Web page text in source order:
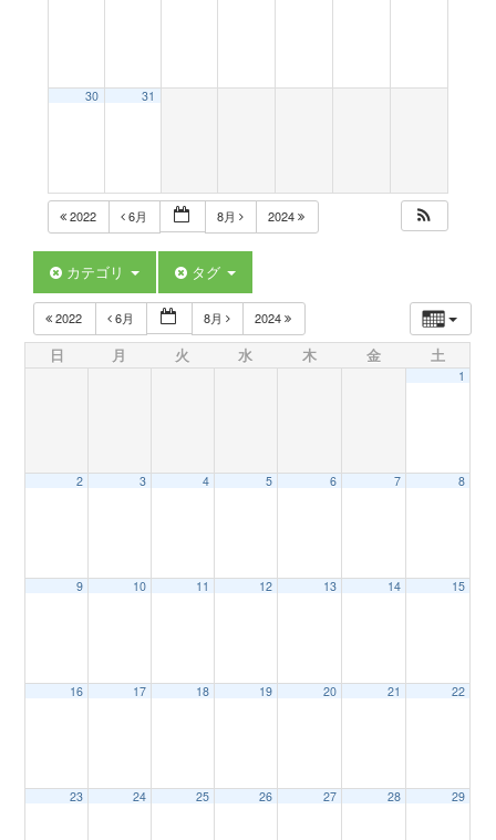
o
30 31
2022 6月 8月 2024
カテゴリ タグ
2022 6月 8月 2024
日 月 火 水 木 金 土
1
2 3 4 5 6 7 8
9 10 11 12 13 14 15
16 17 18 19 20 21 22
23 24 25 26 27 28 29